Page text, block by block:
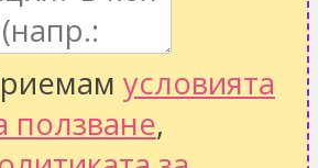
условията
ползване,